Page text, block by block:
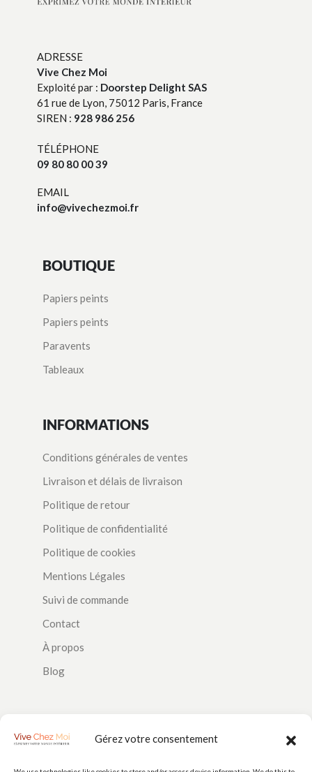
Gérez votre consentement
ADRESSE
Vive Chez Moi
Exploité par : Doorstep Delight SAS
61 rue de Lyon, 75012 Paris, France
SIREN : 928 986 256
TÉLÉPHONE
09 80 80 00 39
EMAIL
info@vivechezmoi.fr
BOUTIQUE
Papiers peints
Papiers peints
Paravents
Tableaux
INFORMATIONS
Conditions générales de ventes
Livraison et délais de livraison
Politique de retour
Politique de confidentialité
Politique de cookies
Mentions Légales
Suivi de commande
Contact
À propos
Blog